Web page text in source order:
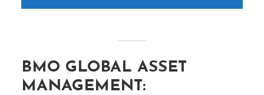
BMO GLOBAL ASSET
MANAGEMENT: